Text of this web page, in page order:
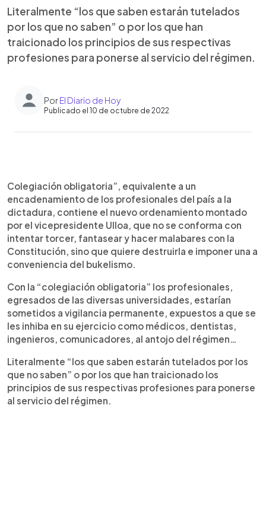
Literalmente “los que saben estarán tutelados
por los que no saben” o por los que han
traicionado los principios de sus respectivas
profesiones para ponerse al servicio del régimen.
PorEl Diario de Hoy
Publicado el 10 de octubre de 2022
► Escuchar artículo
Colegiación obligatoria”, equivalente a un
encadenamiento de los profesionales del país a la
dictadura, contiene el nuevo ordenamiento montado
por el vicepresidente Ulloa, que no se conforma con
intentar torcer, fantasear y hacer malabares con la
Constitución, sino que quiere destruirla e imponer una a
conveniencia del bukelismo.
Con la “colegiación obligatoria” los profesionales,
egresados de las diversas universidades, estarían
sometidos a vigilancia permanente, expuestos a que se
les inhiba en su ejercicio como médicos, dentistas,
ingenieros, comunicadores, al antojo del régimen…
Literalmente “los que saben estarán tutelados por los
que no saben” o por los que han traicionado los
principios de sus respectivas profesiones para ponerse
al servicio del régimen.